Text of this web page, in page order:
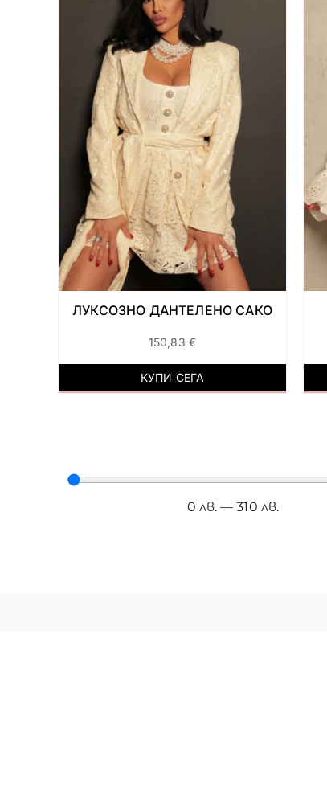
ЛУКСОЗНО ДАНТЕЛЕНО САКО
150,83 €
КУПИ СЕГА
0 лв. —310 лв.